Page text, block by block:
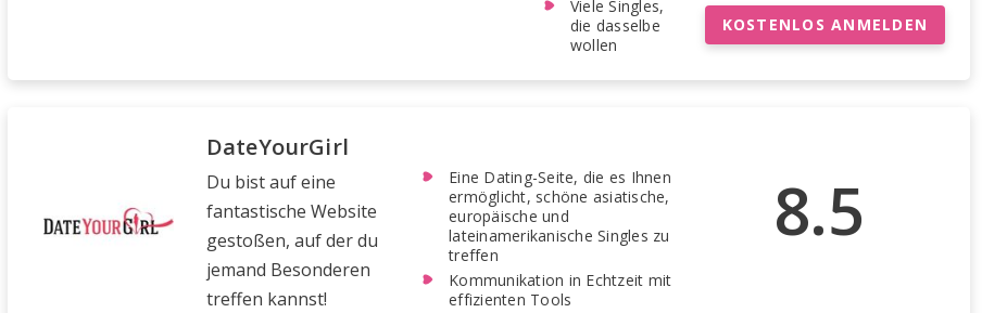
Viele Singles,
die dasselbe
wollen
KOSTENLOS ANMELDEN
8.5
DateYourGirl
Du bist auf eine
fantastische Website
gestoßen, auf der du
jemand Besonderen
treffen kannst!
Eine Dating-Seite, die es Ihnen
ermöglicht, schöne asiatische,
europäische und
lateinamerikanische Singles zu
treffen
Kommunikation in Echtzeit mit
effizienten Tools